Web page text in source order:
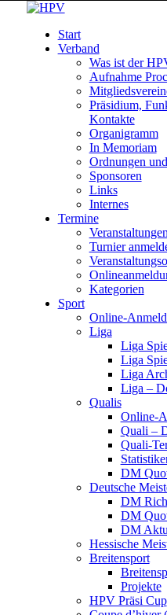
Start
Verband
Was ist der
Aufnahme
Präsidium,
Kontakte
Organigramm
In Memoriam
Ordnungen
Sponsoren
Links
Internes
Termine
Veranstaltungen
Turnier
Kategorien
Sport
Online-
Liga
Liga
Liga
Liga
Liga –
Qualis
Online-
Quali –
Quali-
DM
Deutsche
DM
DM
DM
Hessische
Breitensport
Projekte
HPV Präsi Cup